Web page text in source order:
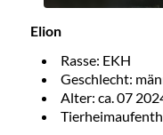
Elion
Rasse: EKH
Geschlecht:
Alter: ca. 07